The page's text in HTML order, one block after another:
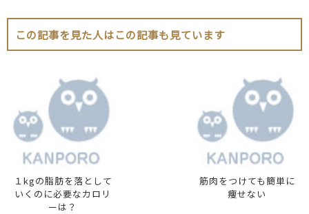
この記事を見た人はこの記事も見ています
１kgの脂肪を落として
いくのに必要なカロリ
ーは？
筋肉をつけても簡単に
痩せない